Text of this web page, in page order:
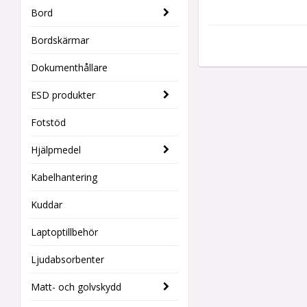
Bord
Bordskärmar
Dokumenthållare
ESD produkter
Fotstöd
Hjälpmedel
Kabelhantering
Kuddar
Laptoptillbehör
Ljudabsorbenter
Matt- och golvskydd